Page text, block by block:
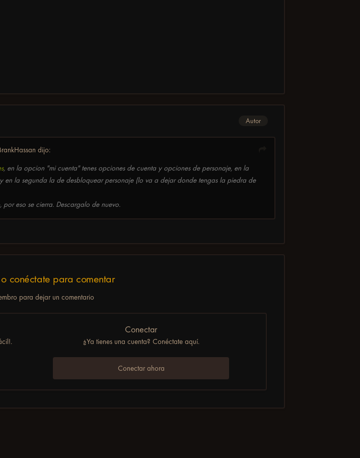
Autor
dijo:
, en la opcion "mi cuenta" tenes opciones de cuenta y opciones de personaje, en la
en la segunda la de desbloquear personaje (lo va a dejar donde tengas la piedra de
por eso se cierra. Descargalo de nuevo.
conéctate para comentar
para dejar un comentario
Conectar
¿Ya tienes una cuenta? Conéctate aquí.
Conectar ahora